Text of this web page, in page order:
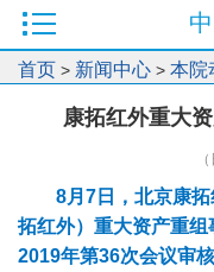
首页 > 新闻中心 > 本院
康拓红外重大
8月7日，北京康
拓红外）重大资产重
2019年第36次会议审核